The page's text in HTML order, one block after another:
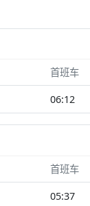
首班车
06:12
首班车
05:37